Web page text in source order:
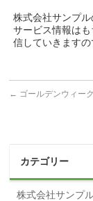
株式会社サンプ
サービス情報は
信していきます
← ゴールデンウィー
カテゴリー
株式会社サンプ